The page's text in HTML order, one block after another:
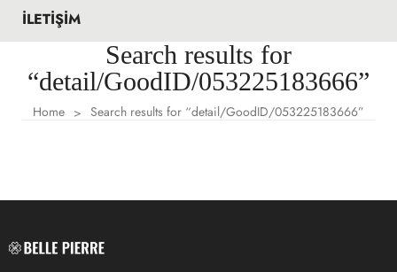
İLETIŞIM
Search results for
“detail/GoodID/053225183666”
Home > Search results for “detail/GoodID/053225183666”